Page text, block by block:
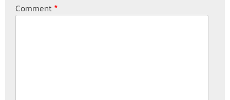
Comment *